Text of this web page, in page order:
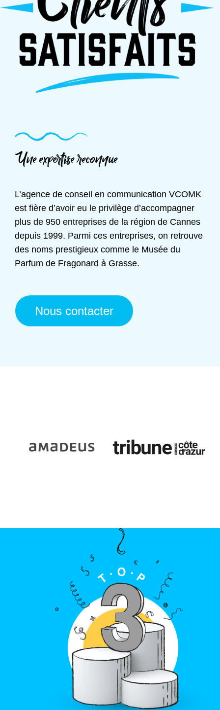
Une expertise reconnue
L’agence de conseil en communication VCOMK
est fière d’avoir eu le privilège d’accompagner
plus de 950 entreprises de la région de Cannes
depuis 1999. Parmi ces entreprises, on retrouve
des noms prestigieux comme le Musée du
Parfum de Fragonard à Grasse.
Nous contacter